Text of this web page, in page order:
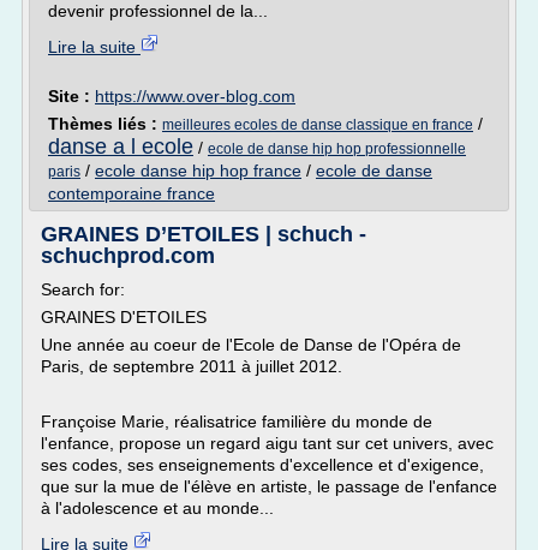
devenir professionnel de la...
Lire la suite
Site : https://www.over-blog.com
Thèmes liés : meilleures ecoles de danse classique en france /
danse a l ecole / ecole de danse hip hop professionnelle
paris / ecole danse hip hop france / ecole de danse
contemporaine france
GRAINES D’ETOILES | schuch -
schuchprod.com
Search for:
GRAINES D'ETOILES
Une année au coeur de l'Ecole de Danse de l'Opéra de
Paris, de septembre 2011 à juillet 2012.
Françoise Marie, réalisatrice familière du monde de
l'enfance, propose un regard aigu tant sur cet univers, avec
ses codes, ses enseignements d'excellence et d'exigence,
que sur la mue de l'élève en artiste, le passage de l'enfance
à l'adolescence et au monde...
Lire la suite